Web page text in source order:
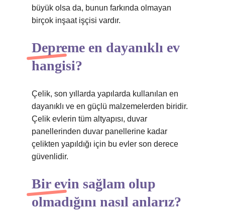
büyük olsa da, bunun farkında olmayan
birçok inşaat işçisi vardır.
Depreme en dayanıklı ev
hangisi?
Çelik, son yıllarda yapılarda kullanılan en
dayanıklı ve en güçlü malzemelerden biridir.
Çelik evlerin tüm altyapısı, duvar
panellerinden duvar panellerine kadar
çelikten yapıldığı için bu evler son derece
güvenlidir.
Bir evin sağlam olup
olmadığını nasıl anlarız?